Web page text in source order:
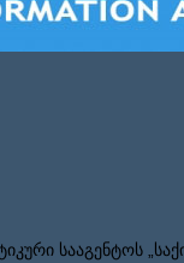
სააგენტოს